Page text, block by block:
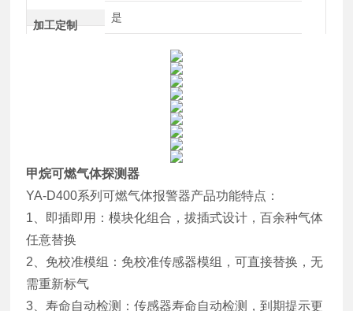
加工定制
是
甲烷可燃气体探测器
YA-D400系列可燃气体报警器产品功能特点：
1、即插即用：模块化组合，拔插式设计，百余种气体
任意替换
2、免校准模组：免校准传感器模组，可直接替换，无
需重新标气
3、寿命自动检测：传感器寿命自动检测，到期提示更